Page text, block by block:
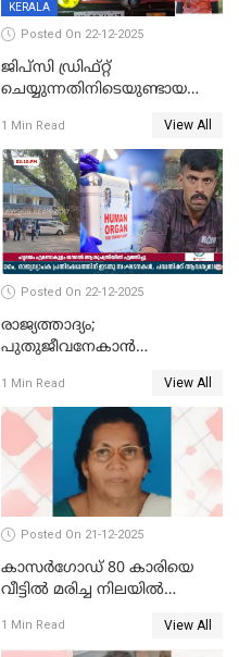
KERALA
Posted On 22-12-2025
ജിപ്സി ഡ്രിഫ്റ്റ്
ചെയ്യുന്നതിനിടെയുണ്ടായ
ദാരുണാന്ത്യം; ജീപ്സി
ഓടിച്ചയാൾ അറസ്റ്റിൽ.
1 Min Read View All
Posted On 22-12-2025
രാജ്യത്താദ്യം;
പുതുജീവനേകാൻ
എറണാകുളം സർക്കാർ
ജനറൽ
ആശുപത്രിയിലെത്തിച്ചു
1 Min Read View All
Posted On 21-12-2025
കാസർഗോഡ് 80 കാരിയെ
വീട്ടിൽ മരിച്ച നിലയിൽ
1 Min Read View All